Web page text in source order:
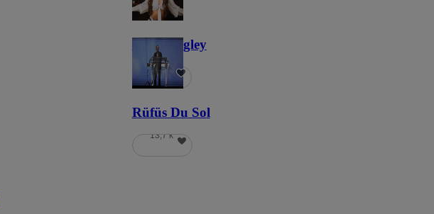
Ella Langley
11,9 k
Rüfüs Du Sol
13,7 k